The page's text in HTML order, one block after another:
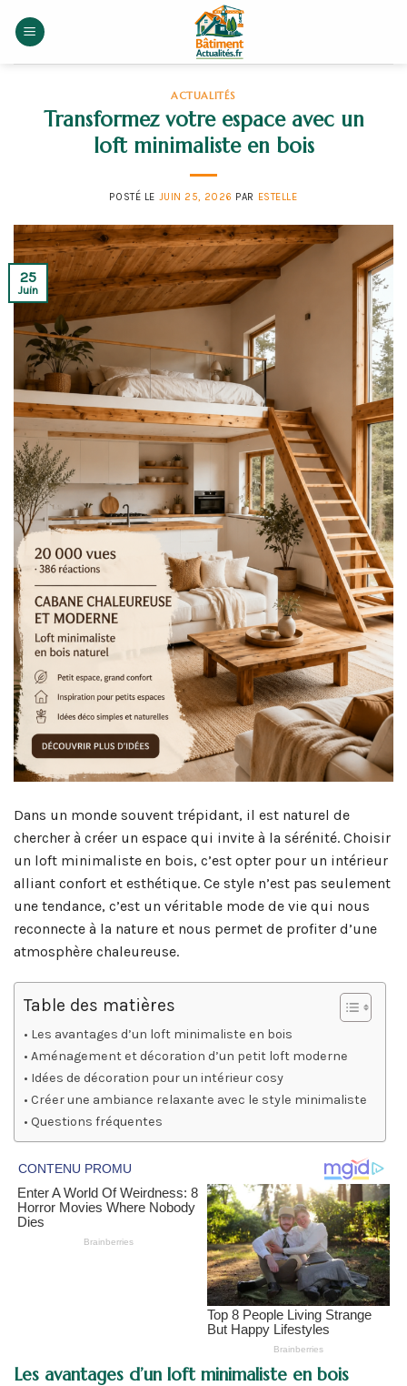
ACTUALITÉS
Transformez votre espace avec un
loft minimaliste en bois
POSTÉ LE JUIN 25, 2026 PAR ESTELLE
25
Juin
Dans un monde souvent trépidant, il est naturel de
chercher à créer un espace qui invite à la sérénité. Choisir
un loft minimaliste en bois, c’est opter pour un intérieur
alliant confort et esthétique. Ce style n’est pas seulement
une tendance, c’est un véritable mode de vie qui nous
reconnecte à la nature et nous permet de profiter d’une
atmosphère chaleureuse.
Table des matières
Les avantages d’un loft minimaliste en bois
Aménagement et décoration d’un petit loft moderne
Idées de décoration pour un intérieur cosy
Créer une ambiance relaxante avec le style minimaliste
Questions fréquentes
Les avantages d’un loft minimaliste en bois